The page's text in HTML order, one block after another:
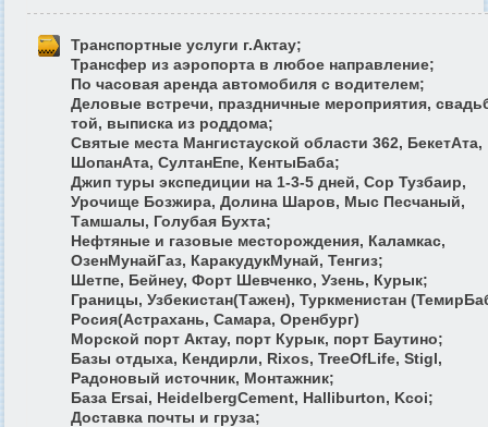
Транспортные услуги г.Актау;
Трансфер из аэропорта в любое направление;
По часовая аренда автомобиля с водителем;
Деловые встречи, праздничные мероприятия,
той, выписка из роддома;
Святые места Мангистауской области 362, БекетАта,
ШопанАта, СултанЕпе, КентыБаба;
Джип туры экспедиции на 1-3-5 дней, Сор Тузбаир,
Урочище Бозжира, Долина Шаров, Мыс Песчаный,
Тамшалы, Голубая Бухта;
Нефтяные и газовые месторождения, Каламкас,
ОзенМунайГаз, КаракудукМунай, Тенгиз;
Шетпе, Бейнеу, Форт Шевченко, Узень, Курык;
Границы, Узбекистан(Тажен), Туркменистан
Росия(Астрахань, Самара, Оренбург)
Морской порт Актау, порт Курык, порт Баутино;
Базы отдыха, Кендирли, Rixos, TreeOfLife, Stigl,
Радоновый источник, Монтажник;
База Ersai, HeidelbergCement, Halliburton, Kcoi;
Доставка почты и груза;